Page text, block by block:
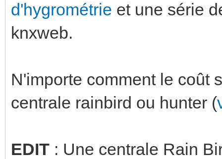
d'hygrométrie et une série
knxweb.
N'importe comment le coût
centrale rainbird ou hunter (
EDIT : Une centrale Rain